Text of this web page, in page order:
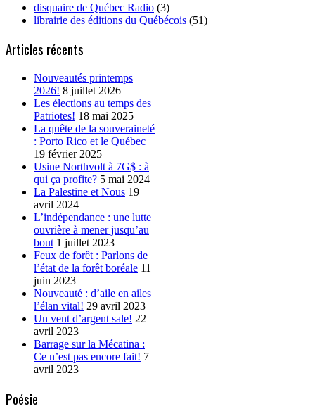
disquaire de Québec Radio (3)
librairie des éditions du Québécois (51)
Articles récents
Nouveautés printemps
2026! 8 juillet 2026
Les élections au temps des
Patriotes! 18 mai 2025
La quête de la souveraineté
: Porto Rico et le Québec
19 février 2025
Usine Northvolt à 7G$ : à
qui ça profite? 5 mai 2024
La Palestine et Nous 19
avril 2024
L’indépendance : une lutte
ouvrière à mener jusqu’au
bout 1 juillet 2023
Feux de forêt : Parlons de
l’état de la forêt boréale 11
juin 2023
Nouveauté : d’aile en ailes
l’élan vital! 29 avril 2023
Un vent d’argent sale! 22
avril 2023
Barrage sur la Mécatina :
Ce n’est pas encore fait! 7
avril 2023
Poésie